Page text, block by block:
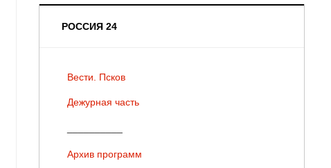
РОССИЯ 24
Вести. Псков
Дежурная часть
Архив программ